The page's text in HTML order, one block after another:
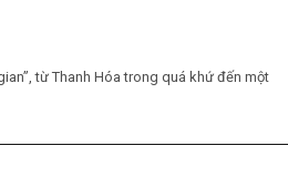
từ Thanh Hóa trong quá khứ đến một